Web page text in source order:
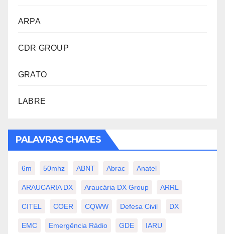
ARPA
CDR GROUP
GRATO
LABRE
PALAVRAS CHAVES
6m 50mhz ABNT Abrac Anatel
ARAUCARIA DX Araucária DX Group ARRL
CITEL COER CQWW Defesa Civil DX
EMC Emergência Rádio GDE IARU